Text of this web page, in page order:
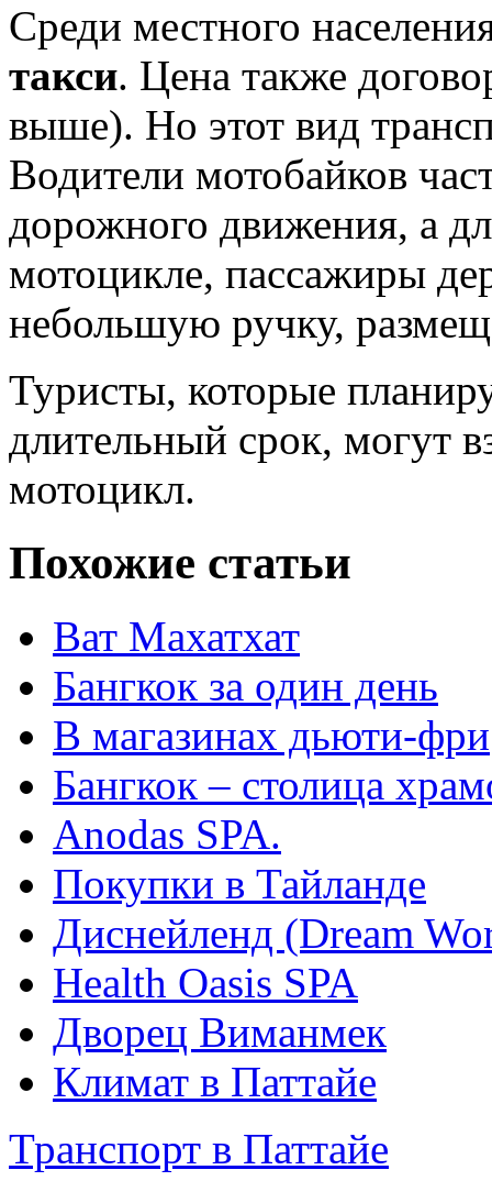
Среди местного
такси. Цена также
выше). Но этот вид
Водители мотобайков
дорожного движения, а
мотоцикле, пассажиры
небольшую ручку,
Туристы, которые
длительный срок, могут
мотоцикл.
Похожие статьи
Ват Махатхат
Бангкок за один день
В магазинах дьюти-фри
Бангкок – столица
Anodas SPA.
Покупки в Тайланде
Диснейленд (Dream
Health Oasis SPA
Дворец Виманмек
Климат в Паттайе
Транспорт в Паттайе